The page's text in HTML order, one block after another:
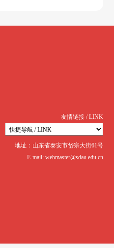
友情链接 / LINK
地址：山东省泰安市岱宗大街61号
E-mail: webmaster@sdau.edu.cn